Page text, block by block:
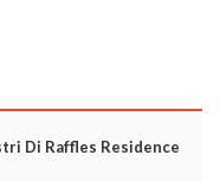
Di Raffles Residence